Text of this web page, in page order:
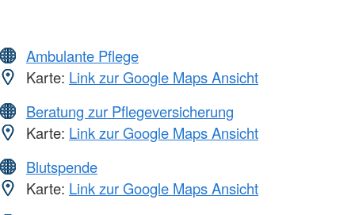
Ambulante Pflege
Karte: Link zur Google Maps Ansicht
Beratung zur Pflegeversicherung
Karte: Link zur Google Maps Ansicht
Blutspende
Karte: Link zur Google Maps Ansicht